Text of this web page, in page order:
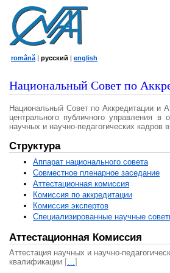
română | русский | english
Национальный Совет по
Национальный Совет по Аккредитации и
центрального публичного управления в
научных и научно-педагогических
Структура
Аппарат национального совета
Совместное пленарное заседание
Аттестационная комисcия
Комиссия по аккредитации
Комиссия экспертов
Специализированные научные
Аттестационная Комиссия
Аттестация научных и научно-
квалификации […]